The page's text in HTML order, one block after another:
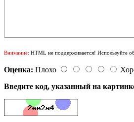
Внимание: HTML не поддерживается! Используйте
Оценка: Плохо
Введите код, указанный на